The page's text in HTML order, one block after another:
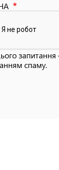
запитання
спаму.